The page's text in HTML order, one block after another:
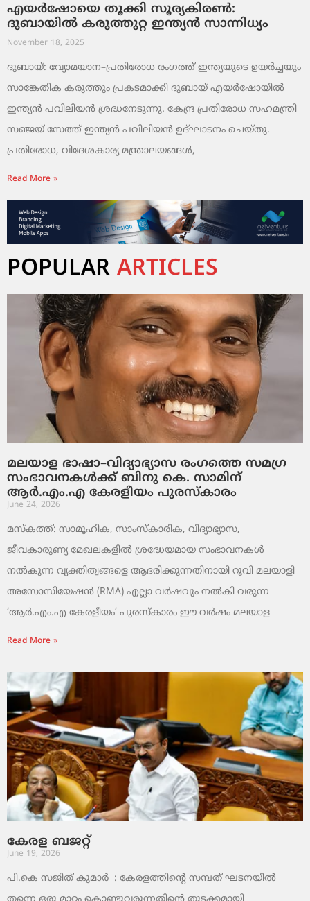
എയർഷോയെ തൂക്കി സൂര്യകിരൺ:
ദുബായിൽ കരുത്തുറ്റ ഇന്ത്യൻ സാന്നിധ്യം
November 18, 2025
ദുബായ്: വ്യോമയാന–പ്രതിരോധ രംഗത്ത് ഇന്ത്യയുടെ ഉയർച്ചയും
സാങ്കേതിക കരുത്തും പ്രകടമാക്കി ദുബായ് എയർഷോയിൽ
ഇന്ത്യൻ പവിലിയൻ ശ്രദ്ധനേടുന്നു. കേന്ദ്ര പ്രതിരോധ സഹമന്ത്രി
സഞ്ജയ് സേത്ത് ഇന്ത്യൻ പവിലിയൻ ഉദ്ഘാടനം ചെയ്തു.
പ്രതിരോധ, വിദേശകാര്യ മന്ത്രാലയങ്ങൾ,
Read More »
POPULAR ARTICLES
മലയാള ഭാഷാ–വിദ്യാഭ്യാസ രംഗത്തെ സമഗ്ര
സംഭാവനകൾക്ക് ബിനു കെ. സാമിന്
ആർ.എം.എ കേരളീയം പുരസ്‌കാരം
June 24, 2026
മസ്കത്ത്: സാമൂഹിക, സാംസ്‌കാരിക, വിദ്യാഭ്യാസ,
ജീവകാരുണ്യ മേഖലകളിൽ ശ്രദ്ധേയമായ സംഭാവനകൾ
നൽകുന്ന വ്യക്തിത്വങ്ങളെ ആദരിക്കുന്നതിനായി റൂവി മലയാളി
അസോസിയേഷൻ (RMA) എല്ലാ വർഷവും നൽകി വരുന്ന
‘ആർ.എം.എ കേരളീയം’ പുരസ്‌കാരം ഈ വർഷം മലയാള
Read More »
കേരള ബജറ്റ്
June 19, 2026
പി.കെ സജിത് കുമാര്‍ : കേരളത്തിന്റെ സമ്പത് ഘടനയിൽ